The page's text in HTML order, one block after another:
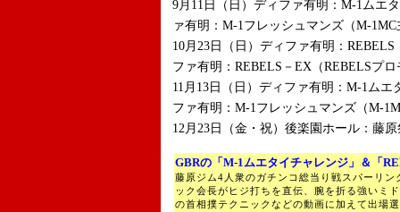
9月11日（日）ディファ有明：M-1ムエ
ァ有明：M-1フレッシュマンズ（M-1MC
10月23日（日）ディファ有明：
ファ有明：REBELS－EX（REBELSプ
11月13日（日）ディファ有明：M-1ム
ファ有明：M-1フレッシュマンズ（M-
12月23日（金・祝）後楽園ホール：藤
GBRの「M-1ムエタイチャレンジ」＆「
藤原ジム4人衆のガチンコ総当り戦スパーリ
ック会長がヒジ打ちを直伝、腕を折る強いミ
の首相撲テクニックなどの動画に加えて出場